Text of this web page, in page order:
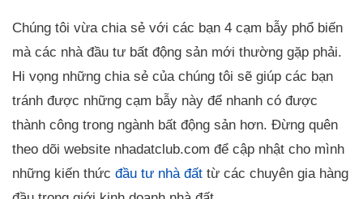
Chúng tôi vừa chia sẻ với các bạn 4 cạm bẫy phổ biến
mà các nhà đầu tư bất động sản mới thường gặp phải.
Hi vọng những chia sẻ của chúng tôi sẽ giúp các bạn
tránh được những cạm bẫy này để nhanh có được
thành công trong ngành bất động sản hơn. Đừng quên
theo dõi website nhadatclub.com để cập nhật cho mình
những kiến thức đầu tư nhà đất từ các chuyên gia hàng